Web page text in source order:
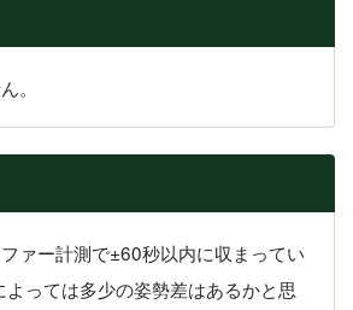
。
ァー計測で±60秒以内に収まってい
よっては多少の姿勢差はあるかと思